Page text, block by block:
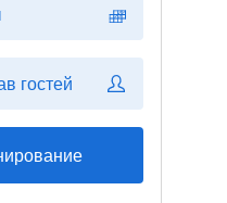
гостей